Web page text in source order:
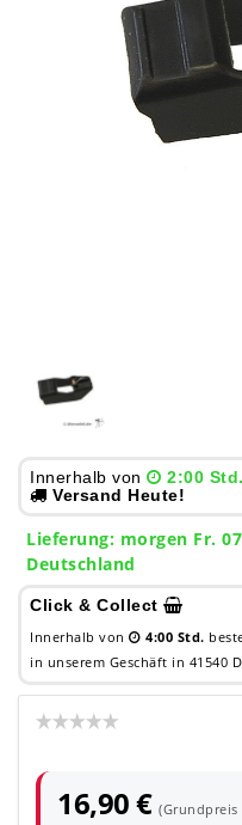
Innerhalb von 2:00 Std.
Versand Heute!
Lieferung: morgen Fr.
Deutschland
Click & Collect
Innerhalb von 4:00 Std.
in unserem Geschäft in 41540
16,90 €(Grundpreis